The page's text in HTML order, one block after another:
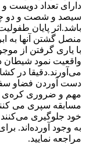
دارای تعداد دویست
سیصد و شصت و دو
باشد.اثر پایان
منصل گشتن آنها به
با یاری گرفتن از
واقعیت نمود شیطان
می‌آورند.دقیقا در
دست آوردن فضاو
مهم و ضروری کره‌ی
مسابقه سپری می
خود جلوگیری می‌کنند
به وجود آورده‌اند.
مراجعه نمایید.